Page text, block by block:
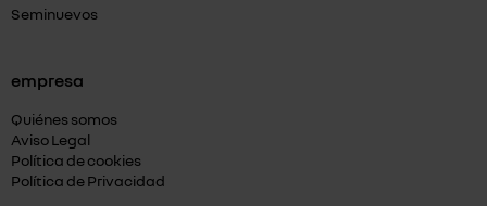
Seminuevos
empresa
Quiénes somos
Aviso Legal
Política de cookies
Política de Privacidad